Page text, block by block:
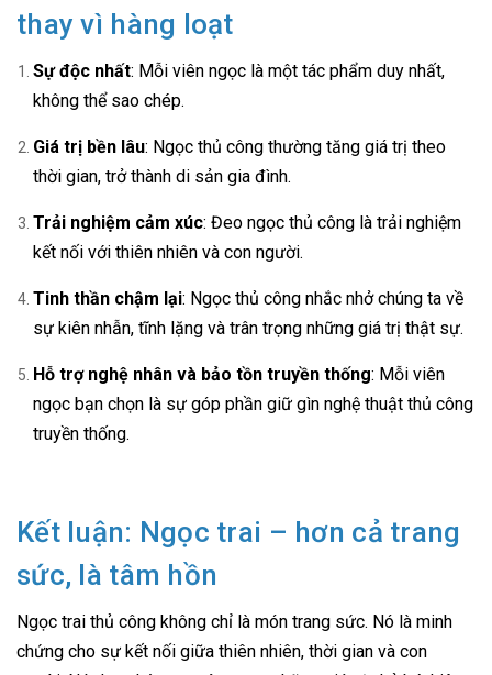
thay vì hàng loạt
Sự độc nhất: Mỗi viên ngọc là một tác phẩm duy nhất,
không thể sao chép.
Giá trị bền lâu: Ngọc thủ công thường tăng giá trị theo
thời gian, trở thành di sản gia đình.
Trải nghiệm cảm xúc: Đeo ngọc thủ công là trải nghiệm
kết nối với thiên nhiên và con người.
Tinh thần chậm lại: Ngọc thủ công nhắc nhở chúng ta về
sự kiên nhẫn, tĩnh lặng và trân trọng những giá trị thật sự.
Hỗ trợ nghệ nhân và bảo tồn truyền thống: Mỗi viên
ngọc bạn chọn là sự góp phần giữ gìn nghệ thuật thủ công
truyền thống.
Kết luận: Ngọc trai – hơn cả trang
sức, là tâm hồn
Ngọc trai thủ công không chỉ là món trang sức. Nó là minh
chứng cho sự kết nối giữa thiên nhiên, thời gian và con